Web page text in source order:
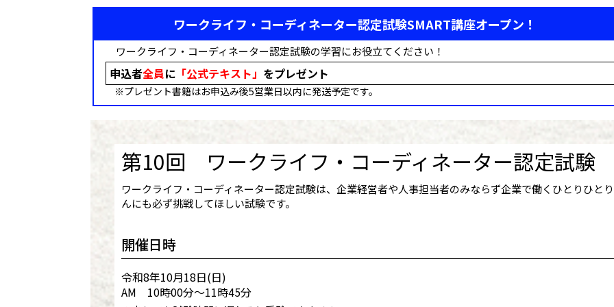
ワークライフ・コーディネーター認定試験SMART講座オープン！
ワークライフ・コーディネーター認定試験の学習にお役立てください！
申込者全員に「公式テキスト」 をプレゼント
※プレゼント書籍はお申込み後5営業日以内に発送予定です。
第10回 ワークライフ・コーディネーター認定試験
ワークライフ・コーディネーター認定試験は、企業経営者や人事担当者のみならず企業で働くひとりひと
んにも必ず挑戦してほしい試験です。
開催日時
令和8年10月18日(日)
AM 10時00分～11時45分